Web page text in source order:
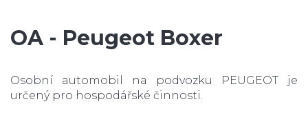
OA - Peugeot Boxer
Osobní automobil na podvozku PEUGEOT je
určený pro hospodářské činnosti.